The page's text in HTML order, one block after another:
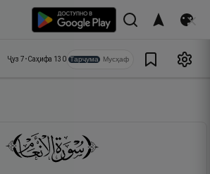
Ҷуз 7•Саҳифа 130 Тарҷума Мусҳаф